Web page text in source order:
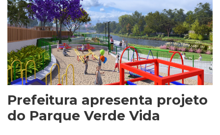
Prefeitura apresenta projeto
do Parque Verde Vida